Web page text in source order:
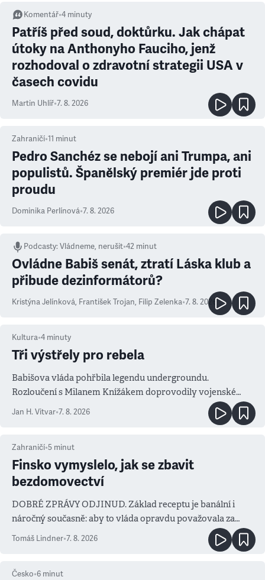
Komentář•4 minuty
Patříš před soud, doktůrku. Jak chápat
útoky na Anthonyho Fauciho, jenž
rozhodoval o zdravotní strategii USA v
časech covidu
Martin Uhlíř•7. 8. 2026
Zahraničí•11 minut
Pedro Sanchéz se nebojí ani Trumpa, ani
populistů. Španělský premiér jde proti
proudu
Dominika Perlínová•7. 8. 2026
Podcasty:Vládneme, nerušit•42 minut
Ovládne Babiš senát, ztratí Láska klub a
přibude dezinformátorů?
Kristýna Jelínková, František Trojan, Filip Zelenka•7. 8. 2026
Kultura•4 minuty
Tři výstřely pro rebela
Babišova vláda pohřbila legendu undergroundu.
Rozloučení s Milanem Knížákem doprovodily vojenské
salvy i kritika pokrokářů
Jan H. Vitvar•7. 8. 2026
Zahraničí•5 minut
Finsko vymyslelo, jak se zbavit
bezdomovectví
DOBRÉ ZPRÁVY ODJINUD. Základ receptu je banální i
náročný současně: aby to vláda opravdu považovala za
prioritu
Tomáš Lindner•7. 8. 2026
Česko•6 minut